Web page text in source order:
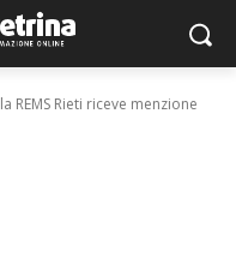
REMS Rieti riceve menzione